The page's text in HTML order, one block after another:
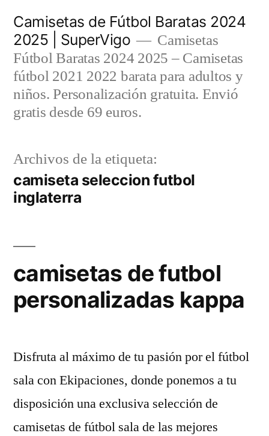
contenido
Camisetas de Fútbol Baratas 2024
2025 | SuperVigo
Camisetas
Fútbol Baratas 2024 2025 – Camisetas
fútbol 2021 2022 barata para adultos y
niños. Personalización gratuita. Envió
gratis desde 69 euros.
Archivos de la etiqueta:
camiseta seleccion futbol
inglaterra
camisetas de futbol
personalizadas kappa
Disfruta al máximo de tu pasión por el fútbol
sala con Ekipaciones, donde ponemos a tu
disposición una exclusiva selección de
camisetas de fútbol sala de las mejores